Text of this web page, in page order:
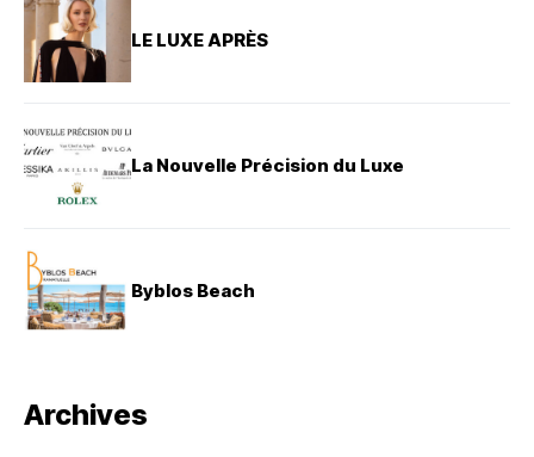
LE LUXE APRÈS
La Nouvelle Précision du Luxe
Byblos Beach
Archives